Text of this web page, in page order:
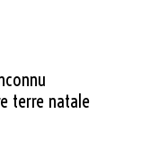
terre natale